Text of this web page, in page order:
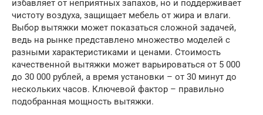
избавляет от неприятных запахов, но и поддерживает
чистоту воздуха, защищает мебель от жира и влаги.
Выбор вытяжки может показаться сложной задачей,
ведь на рынке представлено множество моделей с
разными характеристиками и ценами. Стоимость
качественной вытяжки может варьироваться от 5 000
до 30 000 рублей, а время установки – от 30 минут до
нескольких часов. Ключевой фактор – правильно
подобранная мощность вытяжки.